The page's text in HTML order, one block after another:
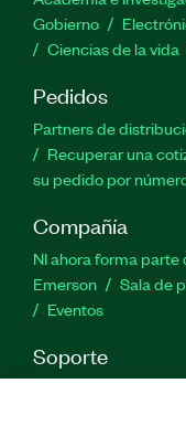
Gobierno
Ciencias de la vida
Pedidos
Partners de
Recuperar una
su pedido por
Compañía
NI ahora forma parte
Emerson
Sala de
Eventos
Soporte